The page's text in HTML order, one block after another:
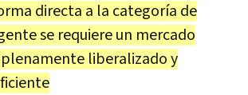
directa a la categoría de
se requiere un mercado
liberalizado y